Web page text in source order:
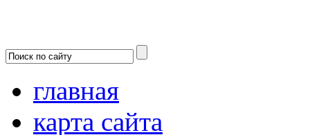
главная
карта сайта